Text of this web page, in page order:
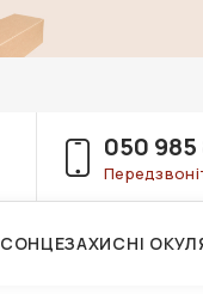
050 985
СОНЦЕЗАХИСНІ